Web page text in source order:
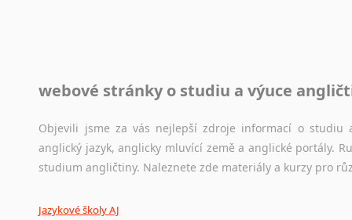
Jazykový korpus je elektronický soubor autentických
původního zdroje textu.
Ostatní pomůcky pro překladatele
poradny a pravidla
webové stránky o studiu a výuce
Objevili jsme za vás nejlepší zdroje informací o studiu
anglický jazyk, anglicky mluvící země a anglické portály.
studium angličtiny. Naleznete zde materiály a kurzy pro
Jazykové školy AJ